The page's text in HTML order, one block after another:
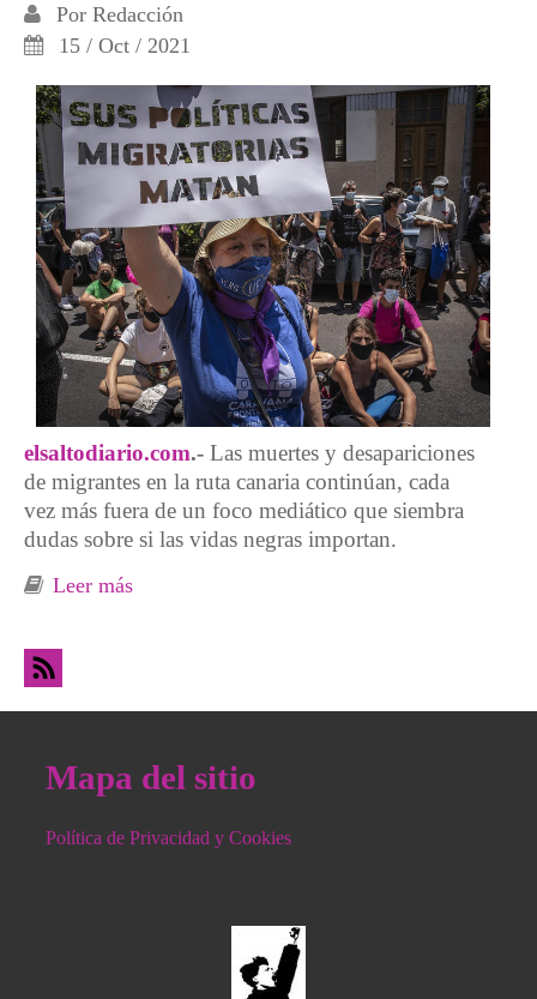
Por Redacción
15 / Oct / 2021
elsaltodiario.com.- Las muertes y desapariciones
de migrantes en la ruta canaria continúan, cada
vez más fuera de un foco mediático que siembra
dudas sobre si las vidas negras importan.
Leer más
Mapa del sitio
Política de Privacidad y Cookies